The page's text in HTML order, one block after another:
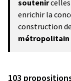
soutenir
enrichir la
construction
métropolitain
103